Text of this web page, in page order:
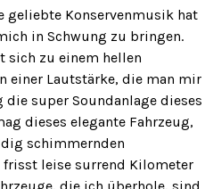
geliebte Konservenmusik hat
in Schwung zu bringen.
sich zu einem hellen
einer Lautstärke, die man mir
super Soundanlage dieses
dieses elegante Fahrzeug,
schimmernden
leise surrend Kilometer